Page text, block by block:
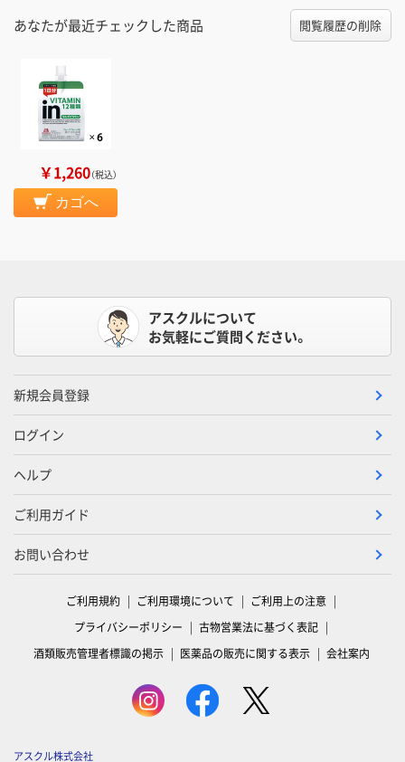
あなたが最近チェックした商品 閲覧履歴の削除
￥1,260（税込）
カゴへ
アスクルについて
お気軽にご質問ください。
新規会員登録
ログイン
ヘルプ
ご利用ガイド
お問い合わせ
ご利用規約 ご利用環境について
ご利用上の注意
プライバシーポリシー
古物営業法に基づく表記
酒類販売管理者標識の掲示
医薬品の販売に関する表示 会社案内
アスクル株式会社